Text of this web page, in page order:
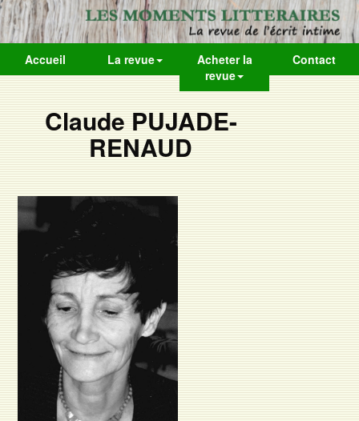
Accueil La revue
Acheter la
revue
Contact
Claude PUJADE-
RENAUD